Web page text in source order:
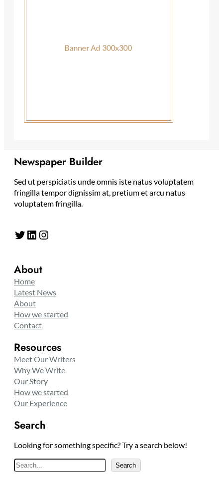
Newspaper Builder
Sed ut perspiciatis unde omnis iste natus voluptatem
fringilla tempor dignissim at, pretium et arcu natus
voluptatem fringilla.
Twitter LinkedIn Instagram
About
Home
Latest News
About
How we started
Contact
Resources
Meet Our Writers
Why We Write
Our Story
How we started
Our Experience
Search
Looking for something specific? Try a search below!
e
Search